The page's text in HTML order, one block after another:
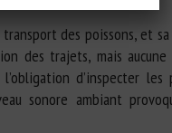
des poissons, et
des trajets, mais
d’inspecter
sonore ambiant